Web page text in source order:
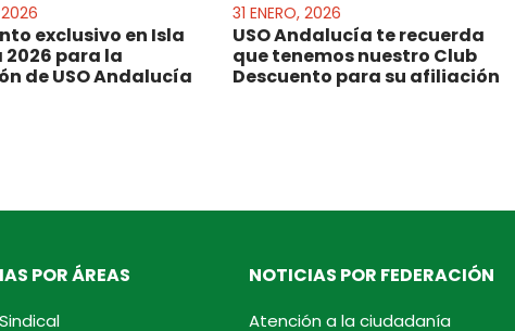
2026
exclusivo en Isla
para la
de USO Andalucía
31 ENERO, 2026
USO Andalucía te recuerda
que tenemos nuestro Club
Descuento para su afiliación
POR ÁREAS NOTICIAS POR FEDERACIÓN
Atención a la ciudadanía